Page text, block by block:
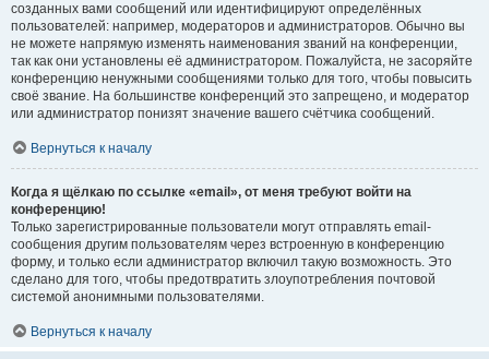
созданных вами сообщений или идентифицируют определённых
пользователей: например, модераторов и администраторов. Обычно вы
не можете напрямую изменять наименования званий на конференции,
так как они установлены её администратором. Пожалуйста, не засоряйте
конференцию ненужными сообщениями только для того, чтобы повысить
своё звание. На большинстве конференций это запрещено, и модератор
или администратор понизят значение вашего счётчика сообщений.
Вернуться к началу
Когда я щёлкаю по ссылке «email», от меня требуют войти на
конференцию!
Только зарегистрированные пользователи могут отправлять email-
сообщения другим пользователям через встроенную в конференцию
форму, и только если администратор включил такую возможность. Это
сделано для того, чтобы предотвратить злоупотребления почтовой
системой анонимными пользователями.
Вернуться к началу